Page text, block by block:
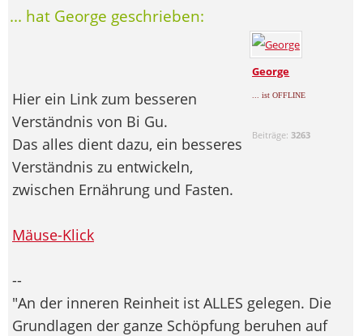
... hat George geschrieben:
George
... ist OFFLINE
Beiträge:3263
Hier ein Link zum besseren
Verständnis von Bi Gu.
Das alles dient dazu, ein besseres
Verständnis zu entwickeln,
zwischen Ernährung und Fasten.
Mäuse-Klick
--
"An der inneren Reinheit ist ALLES gelegen. Die
Grundlagen der ganze Schöpfung beruhen auf